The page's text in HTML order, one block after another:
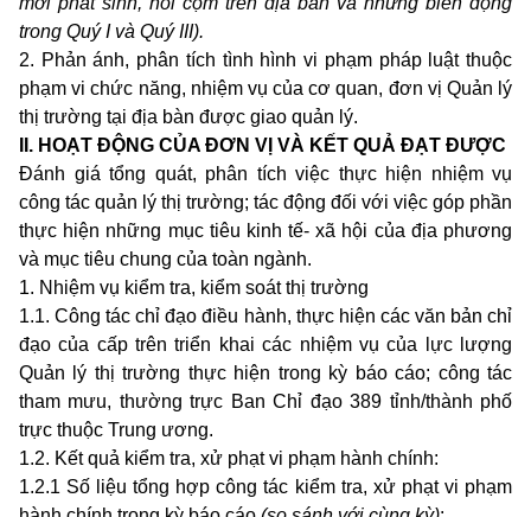
trong Quý I và Quý III).
2. Phản ánh, phân tích tình hình vi phạm pháp luật thuộc
phạm vi chức năng, nhiệm vụ của cơ quan, đơn vị Quản lý
thị trường tại địa bàn được giao quản lý.
II. HOẠT ĐỘNG CỦA ĐƠN VỊ VÀ KẾT QUẢ ĐẠT ĐƯỢC
Đánh giá tổng quát, phân tích việc thực hiện nhiệm vụ
công tác quản lý thị trường; tác động đối với việc góp phần
thực hiện những mục tiêu kinh tế- xã hội của địa phương
và mục tiêu chung của toàn ngành.
1. Nhiệm vụ kiểm tra, kiểm soát thị trường
1.1. Công tác chỉ đạo điều hành, thực hiện các văn bản chỉ
đạo của cấp trên triển khai các nhiệm vụ của lực lượng
Quản lý thị trường thực hiện trong kỳ báo cáo; công tác
tham mưu, thường trực Ban Chỉ đạo 389 tỉnh/thành phố
trực thuộc Trung ương.
1.2. Kết quả kiểm tra, xử phạt vi phạm hành chính:
1.2.1 Số liệu tổng hợp công tác kiểm tra, xử phạt vi phạm